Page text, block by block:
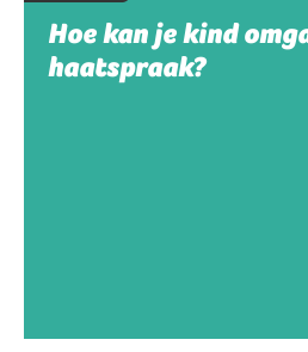
Hoe kan je kind
haatspraak?